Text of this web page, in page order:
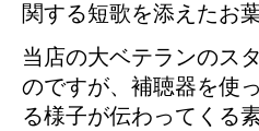
関する短歌を添えたお
当店の大ベテランのス
のですが、補聴器を使
る様子が伝わってくる